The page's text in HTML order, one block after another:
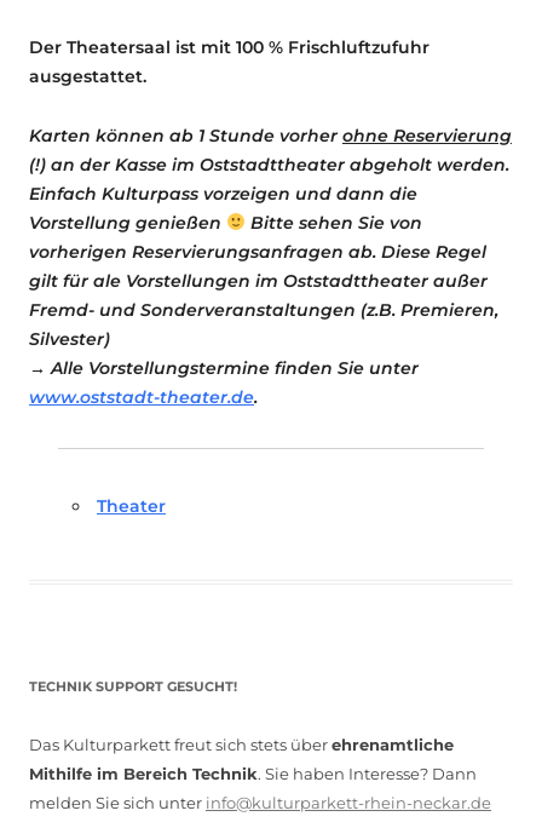
Der Theatersaal ist mit 100 % Frischluftzufuhr
ausgestattet.
Karten können ab 1 Stunde vorher ohne Reservierung
(!) an der Kasse im Oststadttheater abgeholt werden.
Einfach Kulturpass vorzeigen und dann die
Vorstellung genießen
Bitte sehen Sie von
vorherigen Reservierungsanfragen ab. Diese Regel
gilt für ale Vorstellungen im Oststadttheater außer
Fremd- und Sonderveranstaltungen (z.B. Premieren,
Silvester)
→ Alle Vorstellungstermine finden Sie unter
www.oststadt-theater.de.
Theater
TECHNIK SUPPORT GESUCHT!
Das Kulturparkett freut sich stets überehrenamtliche
Mithilfe im Bereich Technik. Sie haben Interesse? Dann
melden Sie sich unter info@kulturparkett-rhein-neckar.de